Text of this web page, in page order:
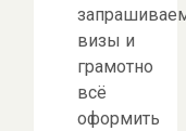
визы и
грамотно
всё
оформить